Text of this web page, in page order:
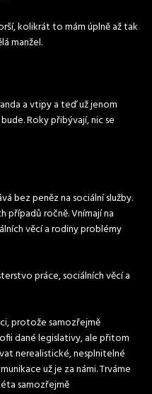
kolikrát to mám úplně až tak
manžel.
a vtipy a teď už jenom
Roky přibývají, nic se
bez peněz na sociální služby.
případů ročně. Vnímají na
věcí a rodiny problémy
práce, sociálních věcí a
protože samozřejmě
dané legislativy, ale přitom
nerealistické, nesplnitelné
už je za námi. Trváme
samozřejmě